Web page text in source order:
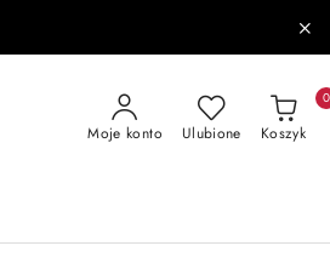
Moje konto Ulubione Koszyk
0